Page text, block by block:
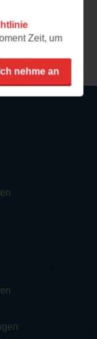
Zeit, um
Ich nehme an